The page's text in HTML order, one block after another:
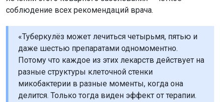
соблюдение всех рекомендаций врача.
«Туберкулёз может лечиться четырьмя, пятью и
даже шестью препаратами одномоментно.
Потому что каждое из этих лекарств действует на
разные структуры клеточной стенки
микобактерии в разные моменты, когда она
делится. Только тогда виден эффект от терапии.